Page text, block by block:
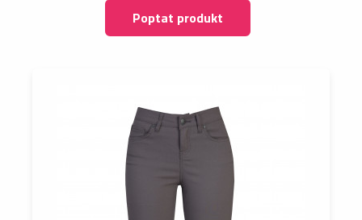
Poptat produkt